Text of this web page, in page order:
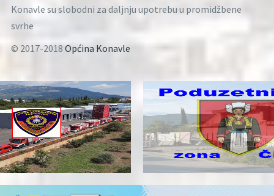
Konavle su slobodni za daljnju upotrebu u promidžbene
svrhe
© 2017-2018 Općina Konavle